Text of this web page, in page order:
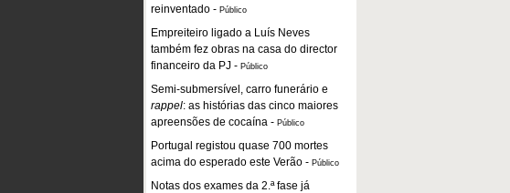
reinventado - Público
Empreiteiro ligado a Luís Neves
também fez obras na casa do director
financeiro da PJ - Público
Semi-submersível, carro funerário e
rappel: as histórias das cinco maiores
apreensões de cocaína - Público
Portugal registou quase 700 mortes
acima do esperado este Verão - Público
Notas dos exames da 2.ª fase já